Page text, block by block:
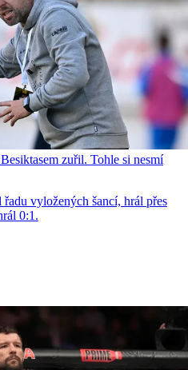
zuřil. Tohle si nesmí
vyložených šancí, hrál přes
0:1.